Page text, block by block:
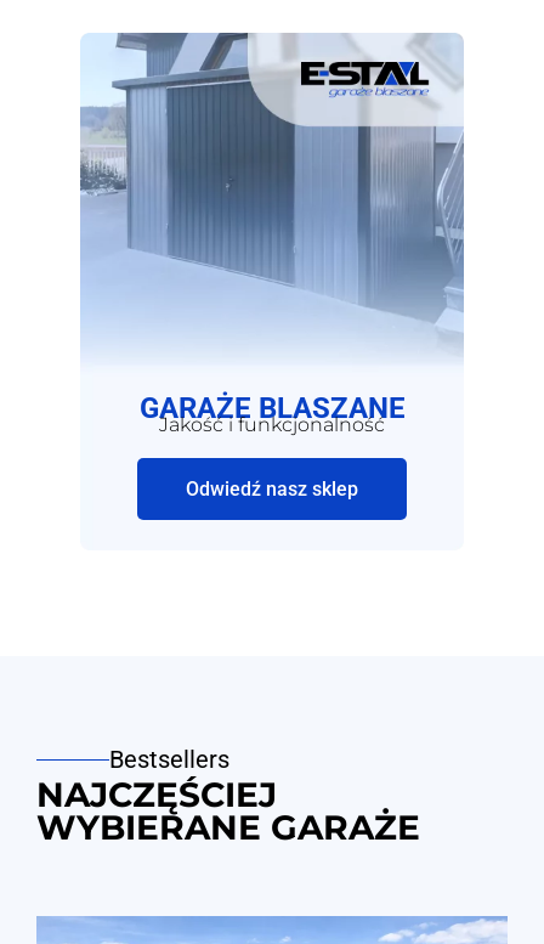
GARAŻE BLASZANE
Jakość i funkcjonalność
Odwiedź nasz sklep
Bestsellers
NAJCZĘŚCIEJ
WYBIERANE GARAŻE